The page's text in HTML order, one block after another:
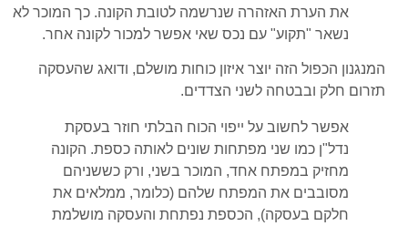
את הערת האזהרה שנרשמה לטובת הקונה. כך המוכר לא
נשאר "תקוע" עם נכס שאי אפשר למכור לקונה אחר.
המנגנון הכפול הזה יוצר איזון כוחות מושלם, ודואג שהעסקה
תזרום חלק ובבטחה לשני הצדדים.
אפשר לחשוב על ייפוי הכוח הבלתי חוזר בעסקת
נדל"ן כמו שני מפתחות שונים לאותה כספת. הקונה
מחזיק במפתח אחד, המוכר בשני, ורק כששניהם
מסובבים את המפתח שלהם (כלומר, ממלאים את
חלקם בעסקה), הכספת נפתחת והעסקה מושלמת